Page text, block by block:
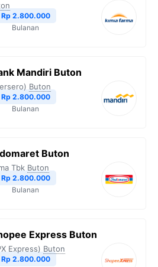
Rp 2.800.000
Bulanan
Mandiri Buton
Buton
Rp 2.800.000
Bulanan
Buton
Tbk Buton
Rp 2.800.000
Bulanan
Express Buton
Express) Buton
Rp 2.800.000